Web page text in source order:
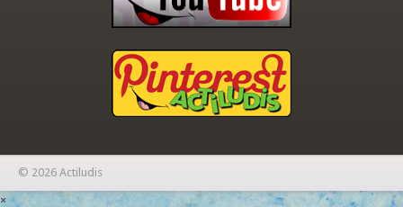
© 2026 Actiludis
×